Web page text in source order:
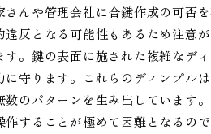
んや管理会社に合鍵作成の可否
反となる可能性もあるため注意
。鍵の表面に施された複雑なデ
守ります。これらのディンプル
のパターンを生み出しています
することが極めて困難となるの